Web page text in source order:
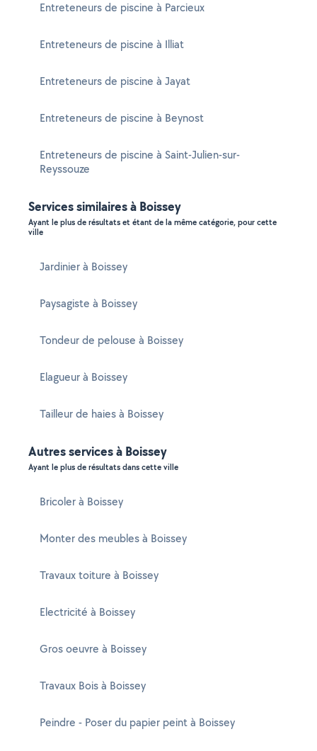
Entreteneurs de piscine à Parcieux
Entreteneurs de piscine à Illiat
Entreteneurs de piscine à Jayat
Entreteneurs de piscine à Beynost
Entreteneurs de piscine à Saint-Julien-sur-
Reyssouze
Services similaires à Boissey
Ayant le plus de résultats et étant de la même catégorie, pour cette
ville
Jardinier à Boissey
Paysagiste à Boissey
Tondeur de pelouse à Boissey
Elagueur à Boissey
Tailleur de haies à Boissey
Autres services à Boissey
Ayant le plus de résultats dans cette ville
Bricoler à Boissey
Monter des meubles à Boissey
Travaux toiture à Boissey
Electricité à Boissey
Gros oeuvre à Boissey
Travaux Bois à Boissey
Peindre - Poser du papier peint à Boissey